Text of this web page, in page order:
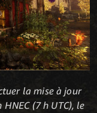
la mise à jour
(7 h UTC), le